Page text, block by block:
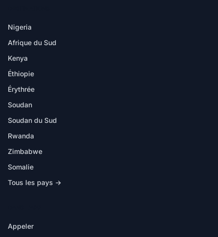
Nigeria
Afrique du Sud
Kenya
Éthiopie
Érythrée
Soudan
Soudan du Sud
Rwanda
Zimbabwe
Somalie
Tous les pays →
Appeler